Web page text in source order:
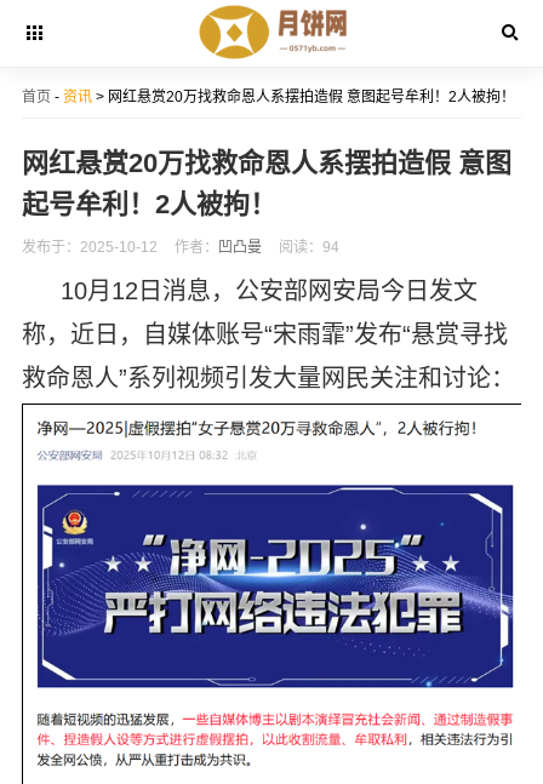
首页 - 资讯> 网红悬赏20万找救命恩人系摆拍造假 意图起号牟利！2人被拘！
网红悬赏20万找救命恩人系摆拍造假 意图
起号牟利！2人被拘！
发布于：2025-10-12 作者： 凹凸曼 阅读：94
10月12日消息，公安部网安局今日发文
称，近日，自媒体账号“宋雨霏”发布“悬赏寻找
救命恩人”系列视频引发大量网民关注和讨论：